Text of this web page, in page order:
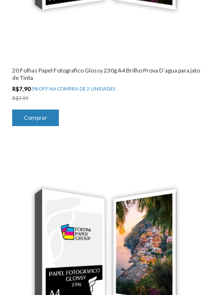
20 Folhas Papel Fotografico Glossy 230g A4 Brilho Prova D´agua para jato
de Tinta
R$7,905% OFF NA COMPRA DE 2 UNIDADES
R$7,99